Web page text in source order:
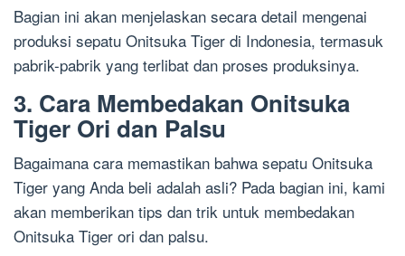
Bagian ini akan menjelaskan secara detail mengenai
produksi sepatu Onitsuka Tiger di Indonesia, termasuk
pabrik-pabrik yang terlibat dan proses produksinya.
3. Cara Membedakan Onitsuka
Tiger Ori dan Palsu
Bagaimana cara memastikan bahwa sepatu Onitsuka
Tiger yang Anda beli adalah asli? Pada bagian ini, kami
akan memberikan tips dan trik untuk membedakan
Onitsuka Tiger ori dan palsu.